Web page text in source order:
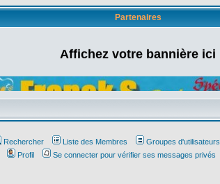
Partenaires
Affichez votre bannière ici
Rechercher Liste des Membres Groupes d'utilisateurs
Profil
Se connecter pour vérifier ses messages privés